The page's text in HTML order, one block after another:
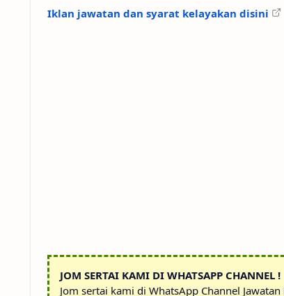
Iklan jawatan dan syarat kelayakan disini
JOM SERTAI KAMI DI WHATSAPP CHANNEL !
Jom sertai kami di WhatsApp Channel